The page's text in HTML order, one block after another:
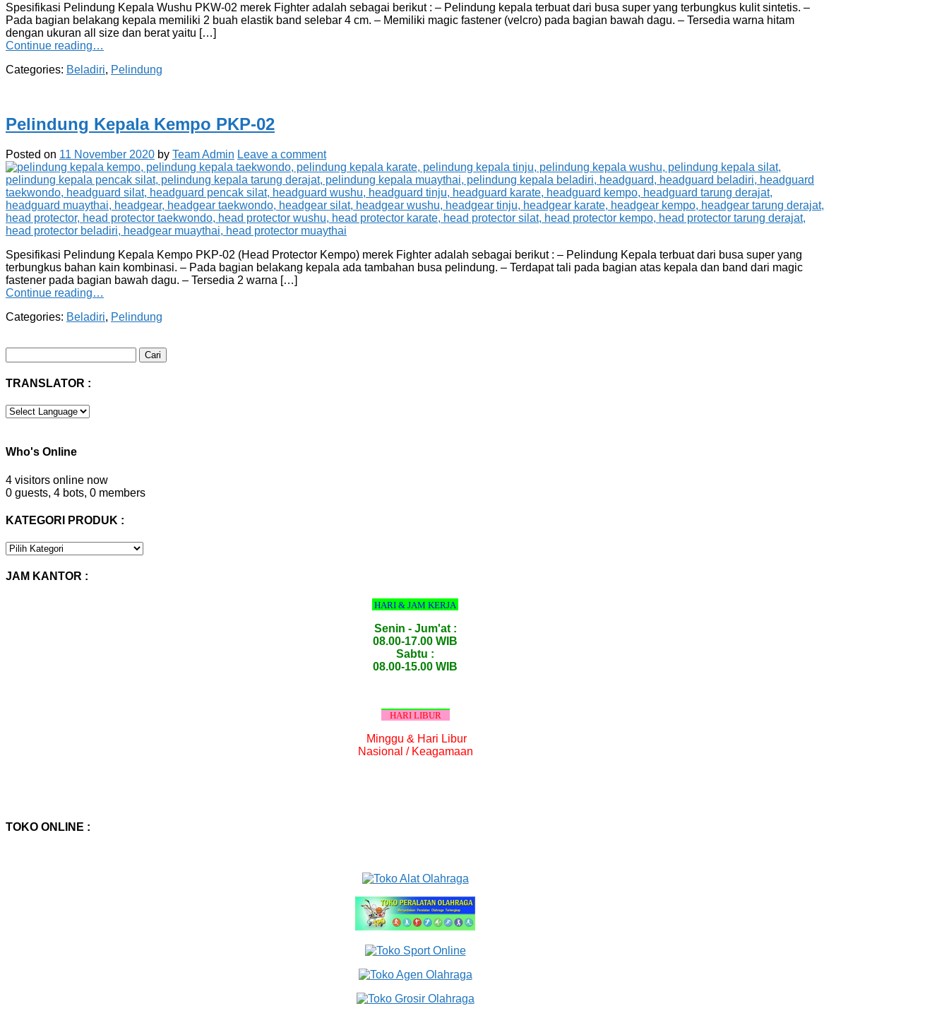
Spesifikasi Pelindung Kepala Wushu PKW-02 merek Fighter adalah sebagai berikut : – Pelindung kepala terbuat dari busa super yang terbungkus kulit sintetis. –
Pada bagian belakang kepala memiliki 2 buah elastik band selebar 4 cm. – Memiliki magic fastener (velcro) pada bagian bawah dagu. – Tersedia warna hitam
dengan ukuran all size dan berat yaitu […]
Continue reading…
Categories: Beladiri, Pelindung
Pelindung Kepala Kempo PKP-02
Posted on 11 November 2020 by Team Admin Leave a comment
Spesifikasi Pelindung Kepala Kempo PKP-02 (Head Protector Kempo) merek Fighter adalah sebagai berikut : – Pelindung Kepala terbuat dari busa super yang
terbungkus bahan kain kombinasi. – Pada bagian belakang kepala ada tambahan busa pelindung. – Terdapat tali pada bagian atas kepala dan band dari magic
fastener pada bagian bawah dagu. – Tersedia 2 warna […]
Continue reading…
Categories: Beladiri, Pelindung
untuk:
TRANSLATOR :
Who's Online
4 visitors online now
0 guests, 4 bots, 0 members
KATEGORI PRODUK :
KATEGORI
JAM KANTOR :
HARI & JAM KERJA
Senin - Jum'at :
08.00-17.00 WIB
Sabtu :
08.00-15.00 WIB
HARI LIBUR
Minggu & Hari Libur
Nasional / Keagamaan
TOKO ONLINE :